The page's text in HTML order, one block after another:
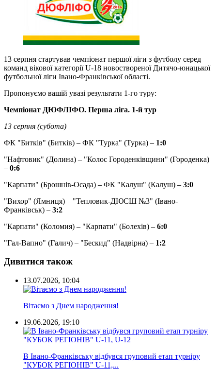
13 серпня стартував чемпіонат першої ліги з футболу серед
команд вікової категорії U-18 новоствореної Дитячо-юнацької
футбольної ліги Івано-Франківської області.
Пропонуємо вашій увазі результати 1-го туру:
Чемпіонат ДЮФЛІФО. Перша ліга. 1-й тур
13 серпня (субота)
ФК "Битків" (Битків) – ФК "Турка" (Турка) – 1:0
"Нафтовик" (Долина) – "Колос Городенківщини" (Городенка)
– 0:6
"Карпати" (Брошнів-Осада) – ФК "Калуш" (Калуш) – 3:0
"Вихор" (Ямниця) – "Тепловик-ДЮСШ №3" (Івано-
Франківськ) – 3:2
"Карпати" (Коломия) – "Карпати" (Болехів) – 6:0
"Гал-Вапно" (Галич) – "Бескид" (Надвірна) – 1:2
Дивитися також
13.07.2026, 10:04
Вітаємо з Днем народження!
19.06.2026, 19:10
В Івано-Франківську відбувся груповий етап турніру
"КУБОК РЕГІОНІВ" U-11,...